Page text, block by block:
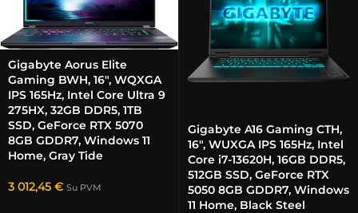
Gigabyte Aorus Elite
Gaming BWH, 16″, WQXGA
IPS 165Hz, Intel Core Ultra 9
275HX, 32GB DDR5, 1TB
SSD, GeForce RTX 5070
8GB GDDR7, Windows 11
Home, Gray Tide
3 012,45 € Su PVM
Gigabyte A16 Gaming CTH,
16″, WUXGA IPS 165Hz, Intel
Core i7-13620H, 16GB DDR5,
512GB SSD, GeForce RTX
5050 8GB GDDR7, Windows
11 Home, Black Steel